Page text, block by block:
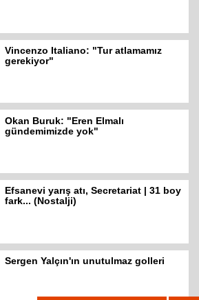
Vincenzo Italiano: "Tur atlamamız
gerekiyor"
Okan Buruk: "Eren Elmalı
gündemimizde yok"
Efsanevi yarış atı, Secretariat | 31 boy
fark... (Nostalji)
Sergen Yalçın'ın unutulmaz golleri